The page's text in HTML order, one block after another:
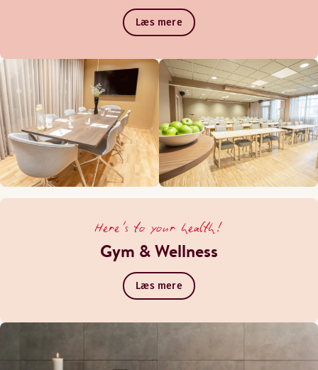
Læs mere
Here's to your health!
Gym & Wellness
Læs mere